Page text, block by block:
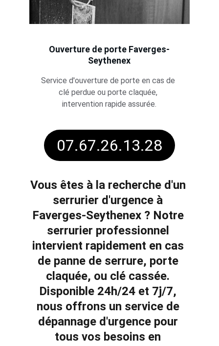
Ouverture de porte Faverges-
Seythenex
Service d'ouverture de porte en cas de
clé perdue ou porte claquée,
intervention rapide assurée.
07.67.26.13.28
Vous êtes à la recherche d'un
serrurier d'urgence à
Faverges-Seythenex ? Notre
serrurier professionnel
intervient rapidement en cas
de panne de serrure, porte
claquée, ou clé cassée.
Disponible 24h/24 et 7j/7,
nous offrons un service de
dépannage d'urgence pour
tous vos besoins en